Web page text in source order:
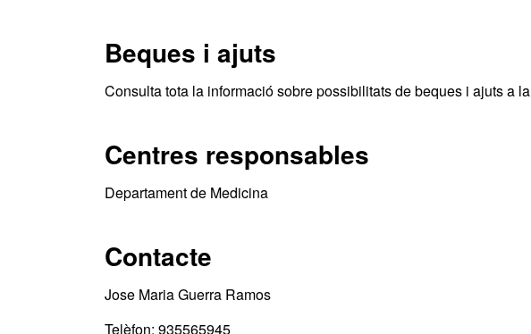
Beques i ajuts
Consulta tota la informació sobre possibilitats de beques i ajuts a la
Centres responsables
Departament de Medicina
Contacte
Jose Maria Guerra Ramos
Telèfon: 935565945